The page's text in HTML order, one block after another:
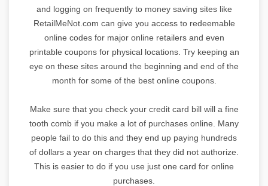
and logging on frequently to money saving sites like
RetailMeNot.com can give you access to redeemable
online codes for major online retailers and even
printable coupons for physical locations. Try keeping an
eye on these sites around the beginning and end of the
month for some of the best online coupons.
Make sure that you check your credit card bill will a fine
tooth comb if you make a lot of purchases online. Many
people fail to do this and they end up paying hundreds
of dollars a year on charges that they did not authorize.
This is easier to do if you use just one card for online
purchases.